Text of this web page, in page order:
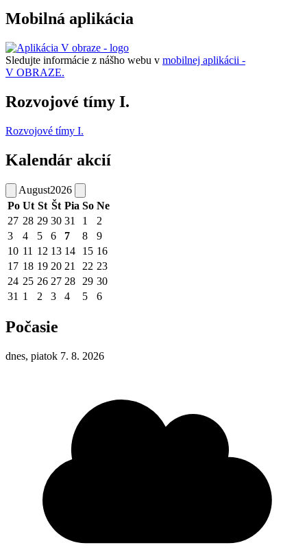
Mobilná aplikácia
Sledujte informácie z nášho webu v mobilnej aplikácii -
V OBRAZE.
Rozvojové tímy I.
Rozvojové tímy I.
Kalendár akcií
August2026
Po Ut St Št Pia So Ne
27 28 29 30 31 1
2
3
4 5 6 7 8
9
10 11 12 13 14 15 16
17 18 19 20 21 22 23
24 25 26 27 28 29 30
31 1 2 3 4 5 6
Počasie
dnes, piatok 7. 8. 2026